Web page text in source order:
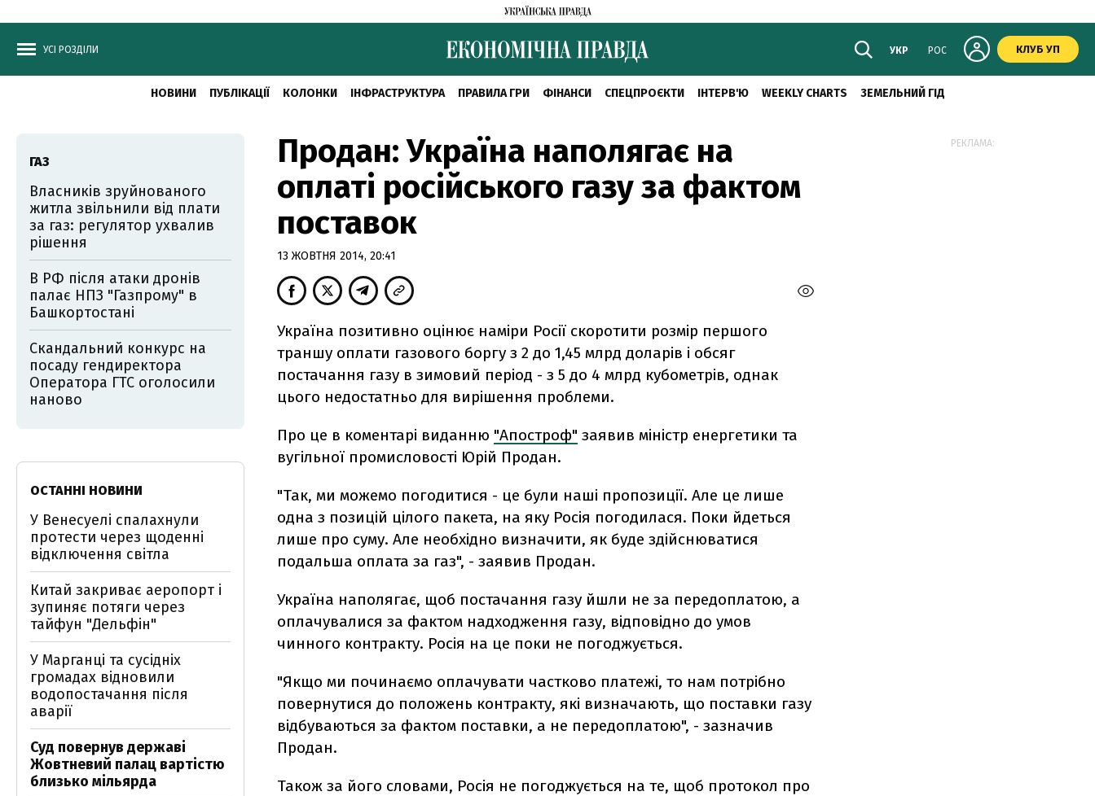
УСІ РОЗДІЛИ УКР РОС КЛУБ УП
НОВИНИ ПУБЛІКАЦІЇ КОЛОНКИ ІНФРАСТРУКТУРА ПРАВИЛА ГРИ ФІНАНСИ СПЕЦПРОЄКТИ ІНТЕРВ'Ю WEEKLY CHARTS ЗЕМЕЛЬНИЙ ГІД
Продан: Україна наполягає на
оплаті російського газу за фактом
поставок
13 ЖОВТНЯ 2014, 20:41
Україна позитивно оцінює наміри Росії скоротити розмір першого
траншу оплати газового боргу з 2 до 1,45 млрд доларів і обсяг
постачання газу в зимовий період - з 5 до 4 млрд кубометрів, однак
цього недостатньо для вирішення проблеми.
Про це в коментарі виданню "Апостроф" заявив міністр енергетики та
вугільної промисловості Юрій Продан.
"Так, ми можемо погодитися - це були наші пропозиції. Але це лише
одна з позицій цілого пакета, на яку Росія погодилася. Поки йдеться
лише про суму. Але необхідно визначити, як буде здійснюватися
подальша оплата за газ", - заявив Продан.
Україна наполягає, щоб постачання газу йшли не за передоплатою, а
оплачувалися за фактом надходження газу, відповідно до умов
чинного контракту. Росія на це поки не погоджується.
"Якщо ми починаємо оплачувати частково платежі, то нам потрібно
повернутися до положень контракту, які визначають, що поставки газу
відбуваються за фактом поставки, а не передоплатою", - зазначив
Продан.
Також за його словами, Росія не погоджується на те, щоб протокол про
ГАЗ
Власників зруйнованого
житла звільнили від плати
за газ: регулятор ухвалив
рішення
В РФ після атаки дронів
палає НПЗ "Газпрому" в
Башкортостані
Скандальний конкурс на
посаду гендиректора
Оператора ГТС оголосили
наново
ОСТАННІ НОВИНИ
У Венесуелі спалахнули
протести через щоденні
відключення світла
Китай закриває аеропорт і
зупиняє потяги через
тайфун "Дельфін"
У Марганці та сусідніх
громадах відновили
водопостачання після
аварії
Суд повернув державі
Жовтневий палац вартістю
близько мільярда
РЕКЛАМА: